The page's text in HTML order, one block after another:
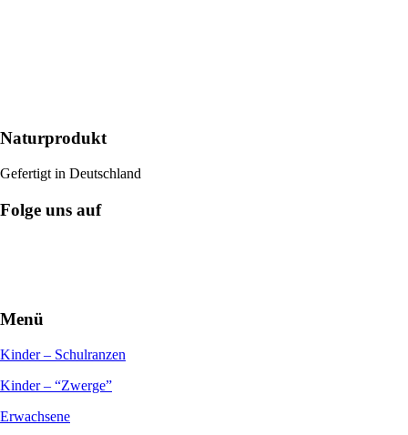
Naturprodukt
Gefertigt in Deutschland
Folge uns auf
Menü
Kinder – Schulranzen
Kinder – “Zwerge”
Erwachsene